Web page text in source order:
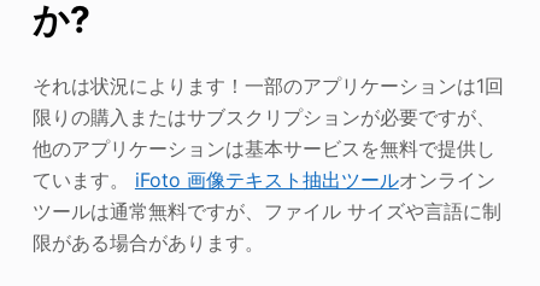
か?
それは状況によります！一部のアプリケーションは1回
限りの購入またはサブスクリプションが必要ですが、
他のアプリケーションは基本サービスを無料で提供し
ています。 iFoto 画像テキスト抽出ツールオンライン
ツールは通常無料ですが、ファイル サイズや言語に制
限がある場合があります。